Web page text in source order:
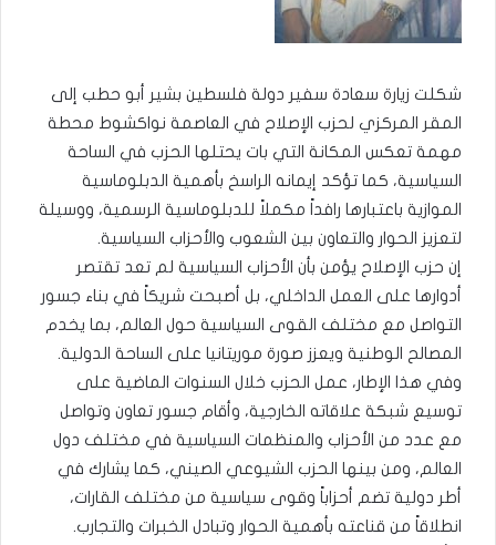
شكلت زيارة سعادة سفير دولة فلسطين بشير أبو حطب إلى
المقر المركزي لحزب الإصلاح في العاصمة نواكشوط محطة
مهمة تعكس المكانة التي بات يحتلها الحزب في الساحة
السياسية، كما تؤكد إيمانه الراسخ بأهمية الدبلوماسية
الموازية باعتبارها رافداً مكملاً للدبلوماسية الرسمية، ووسيلة
لتعزيز الحوار والتعاون بين الشعوب والأحزاب السياسية.
إن حزب الإصلاح يؤمن بأن الأحزاب السياسية لم تعد تقتصر
أدوارها على العمل الداخلي، بل أصبحت شريكاً في بناء جسور
التواصل مع مختلف القوى السياسية حول العالم، بما يخدم
المصالح الوطنية ويعزز صورة موريتانيا على الساحة الدولية.
وفي هذا الإطار، عمل الحزب خلال السنوات الماضية على
توسيع شبكة علاقاته الخارجية، وأقام جسور تعاون وتواصل
مع عدد من الأحزاب والمنظمات السياسية في مختلف دول
العالم، ومن بينها الحزب الشيوعي الصيني، كما يشارك في
أطر دولية تضم أحزاباً وقوى سياسية من مختلف القارات،
انطلاقاً من قناعته بأهمية الحوار وتبادل الخبرات والتجارب.